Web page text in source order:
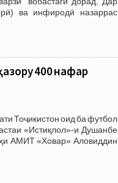
ва инфиродӣ назаррас
400 нафар
Тоҷикистон оид ба футбол
«Истиқлол»-и Душанбе
АМИТ «Ховар» Аловиддин